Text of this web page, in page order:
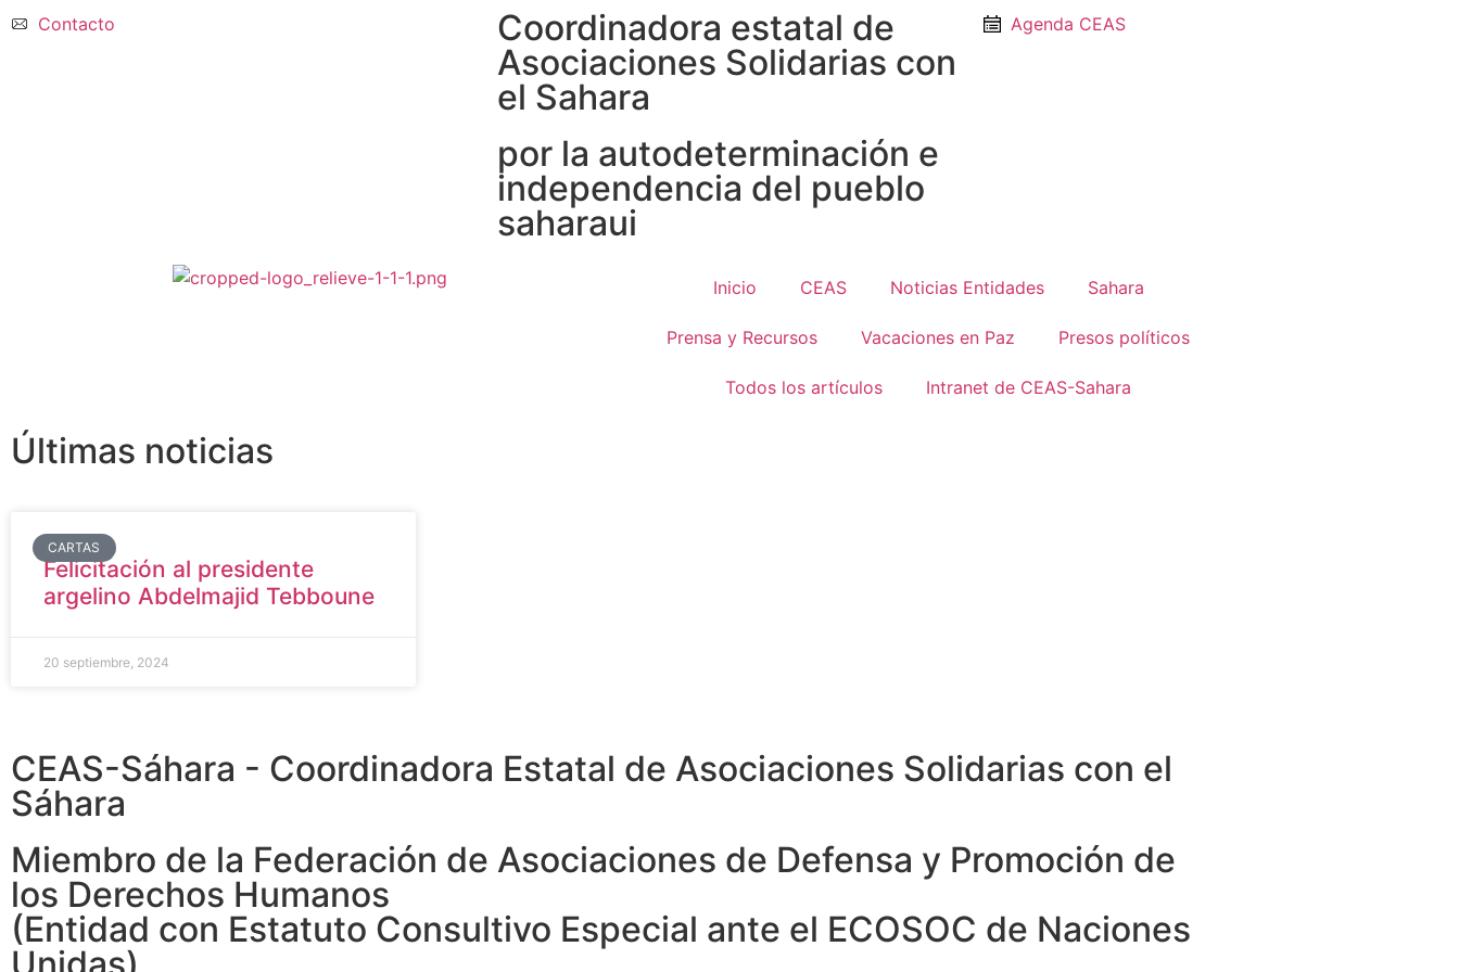
Contacto
Coordinadora estatal de
Asociaciones Solidarias con
el Sahara
por la autodeterminación e
independencia del pueblo
saharaui
Agenda CEAS
Inicio CEAS Noticias Entidades Sahara
Prensa y Recursos Vacaciones en Paz Presos políticos
Todos los artículos Intranet de CEAS-Sahara
Últimas noticias
CARTAS
Felicitación al presidente
argelino Abdelmajid Tebboune
20 septiembre, 2024
CEAS-Sáhara - Coordinadora Estatal de Asociaciones Solidarias con el
Sáhara
Miembro de la Federación de Asociaciones de Defensa y Promoción de
los Derechos Humanos
(Entidad con Estatuto Consultivo Especial ante el ECOSOC de Naciones